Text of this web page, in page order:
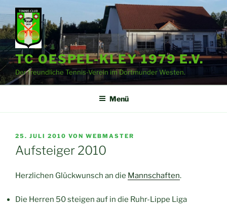
Zum
Inhalt
springen
TC OESPEL-KLEY 1979 E.V.
Der freundliche Tennis-Verein im Dortmunder Westen.
Menü
VERÖFFENTLICHT
AM
25. JULI 2010 VON WEBMASTER
Aufsteiger 2010
Herzlichen Glückwunsch an die Mannschaften.
Die Herren 50 steigen auf in die Ruhr-Lippe Liga